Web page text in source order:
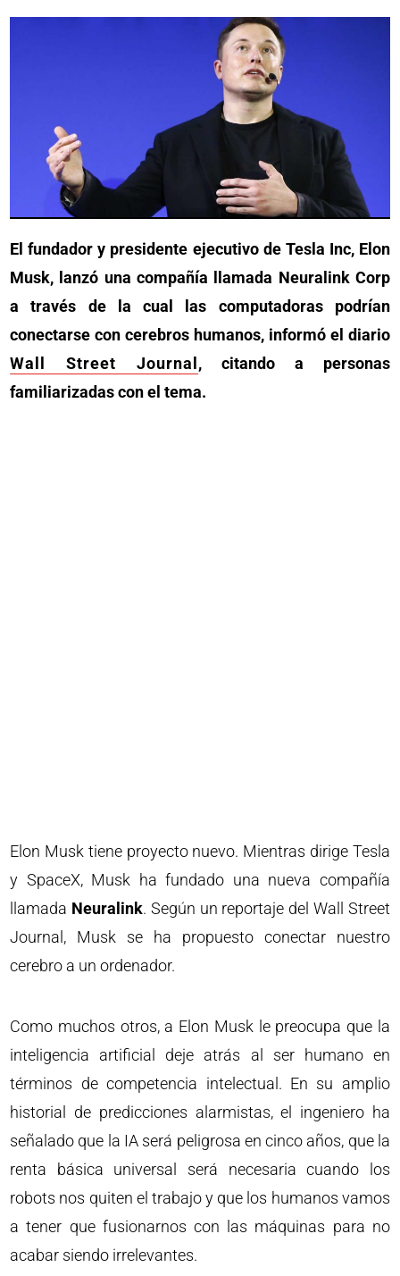
El fundador y presidente ejecutivo de Tesla Inc, Elon
Musk, lanzó una compañía llamada Neuralink Corp
a través de la cual las computadoras podrían
conectarse con cerebros humanos, informó el diario
Wall Street Journal , citando a personas
familiarizadas con el tema.
Elon Musk tiene proyecto nuevo. Mientras dirige Tesla
y SpaceX, Musk ha fundado una nueva compañía
llamada Neuralink. Según un reportaje del Wall Street
Journal, Musk se ha propuesto conectar nuestro
cerebro a un ordenador.
Como muchos otros, a Elon Musk le preocupa que la
inteligencia artificial deje atrás al ser humano en
términos de competencia intelectual. En su amplio
historial de predicciones alarmistas, el ingeniero ha
señalado que la IA será peligrosa en cinco años, que la
renta básica universal será necesaria cuando los
robots nos quiten el trabajo y que los humanos vamos
a tener que fusionarnos con las máquinas para no
acabar siendo irrelevantes.